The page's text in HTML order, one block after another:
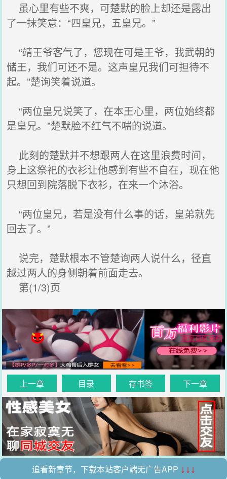
虽心里有些不爽，可楚默的脸上却还是露出
了一抹笑意：“四皇兄，五皇兄。”
“靖王爷客气了，您现在可是王爷，我武朝的
储王，我们可还不是。这声皇兄我们可担待不
起。”楚询笑着说道。
“两位皇兄说笑了，在本王心里，两位始终都
是皇兄。”楚默脸不红气不喘的说道。
此刻的楚默并不想跟两人在这里浪费时间，
身上这祭祀的衣衫让他感到有些不自在，现在他
只想回到院落脱下衣衫，在来一个沐浴。
“两位皇兄，若是没有什么事的话，皇弟就先
回去了。”
说完，楚默根本不管楚询两人说什么，径直
越过两人的身侧朝着前面走去。
第(1/3)页
上一章 目录 存书签 下一章
追看新章节，下载本站客户端无广告APP ↓↓↓